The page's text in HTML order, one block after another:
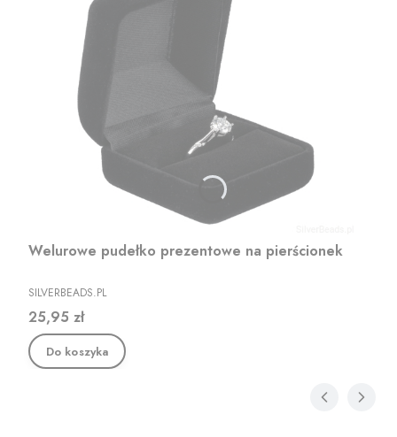
Welurowe pudełko prezentowe na pierścionek
PRODUCENT
SILVERBEADS.PL
Cena
25,95 zł
Do koszyka